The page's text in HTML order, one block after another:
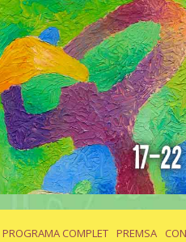
PROGRAMA COMPLET PREMSA